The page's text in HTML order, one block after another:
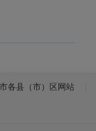
各县（市）区网站